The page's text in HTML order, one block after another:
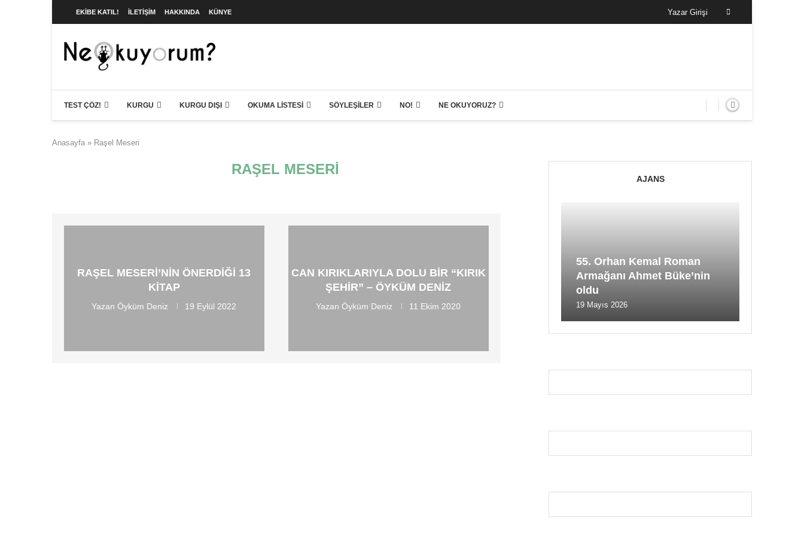
EKIBE KATIL! İLETIŞIM HAKKINDA KÜNYE Yazar Girişi
TEST ÇÖZ! KURGU KURGU DIŞI OKUMA LISTESI SÖYLEŞILER NO! NE OKUYORUZ?
Anasayfa » Raşel Meseri
RAŞEL MESERI
RAŞEL MESERI’NIN ÖNERDIĞI 13
KITAP
YazanÖyküm Deniz 19 Eylül 2022
CAN KIRIKLARIYLA DOLU BIR “KIRIK
ŞEHIR” – ÖYKÜM DENIZ
YazanÖyküm Deniz 11 Ekim 2020
AJANS
55. Orhan Kemal Roman
Armağanı Ahmet Büke’nin
oldu
19 Mayıs 2026